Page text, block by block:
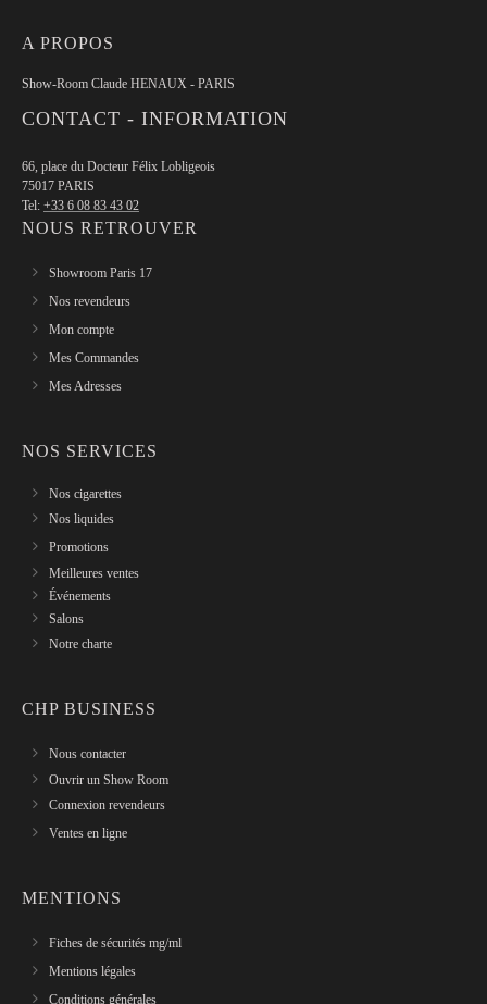
A PROPOS
Show-Room Claude HENAUX - PARIS
CONTACT - INFORMATION
66, place du Docteur Félix Lobligeois
75017 PARIS
Tel: +33 6 08 83 43 02
NOUS RETROUVER
Showroom Paris 17
Nos revendeurs
Mon compte
Mes Commandes
Mes Adresses
NOS SERVICES
Nos cigarettes
Nos liquides
Promotions
Meilleures ventes
Événements
Salons
Notre charte
CHP BUSINESS
Nous contacter
Ouvrir un Show Room
Connexion revendeurs
Ventes en ligne
MENTIONS
Fiches de sécurités mg/ml
Mentions légales
Conditions générales